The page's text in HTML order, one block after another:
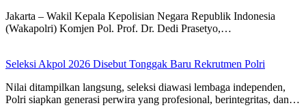
Jakarta – Wakil Kepala Kepolisian Negara Republik Indonesia
(Wakapolri) Komjen Pol. Prof. Dr. Dedi Prasetyo,…
Seleksi Akpol 2026 Disebut Tonggak Baru Rekrutmen Polri
Nilai ditampilkan langsung, seleksi diawasi lembaga independen,
Polri siapkan generasi perwira yang profesional, berintegritas, dan…